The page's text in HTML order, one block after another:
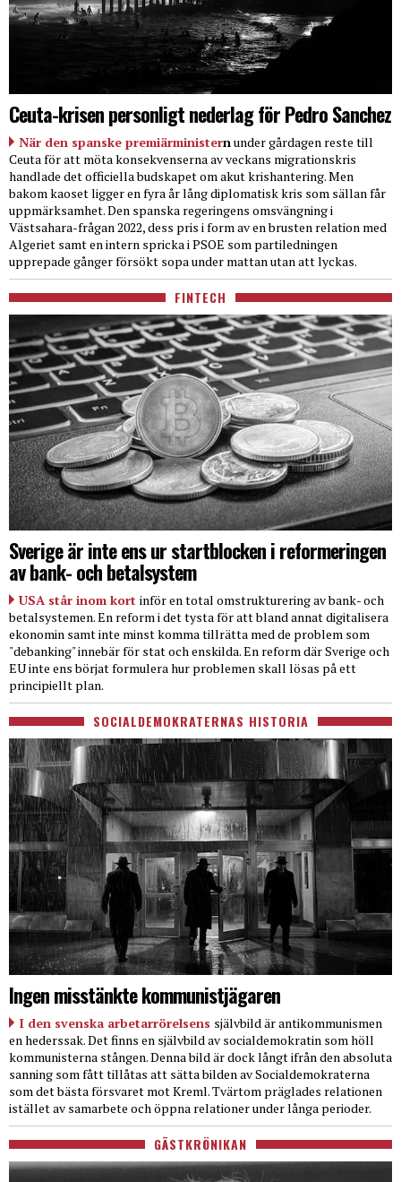
Ceuta-krisen personligt nederlag för Pedro Sanchez
När den spanske premiärministern under gårdagen reste till
Ceuta för att möta konsekvenserna av veckans migrationskris
handlade det officiella budskapet om akut krishantering. Men
bakom kaoset ligger en fyra år lång diplomatisk kris som sällan får
uppmärksamhet. Den spanska regeringens omsvängning i
Västsahara-frågan 2022, dess pris i form av en brusten relation med
Algeriet samt en intern spricka i PSOE som partiledningen
upprepade gånger försökt sopa under mattan utan att lyckas.
FINTECH
Sverige är inte ens ur startblocken i reformeringen
av bank- och betalsystem
USA står inom kort inför en total omstrukturering av bank- och
betalsystemen. En reform i det tysta för att bland annat digitalisera
ekonomin samt inte minst komma tillrätta med de problem som
"debanking" innebär för stat och enskilda. En reform där Sverige och
EU inte ens börjat formulera hur problemen skall lösas på ett
principiellt plan.
SOCIALDEMOKRATERNAS HISTORIA
Ingen misstänkte kommunistjägaren
I den svenska arbetarrörelsens självbild är antikommunismen
en hederssak. Det finns en självbild av socialdemokratin som höll
kommunisterna stången. Denna bild är dock långt ifrån den absoluta
sanning som fått tillåtas att sätta bilden av Socialdemokraterna
som det bästa försvaret mot Kreml. Tvärtom präglades relationen
istället av samarbete och öppna relationer under långa perioder.
GÄSTKRÖNIKAN